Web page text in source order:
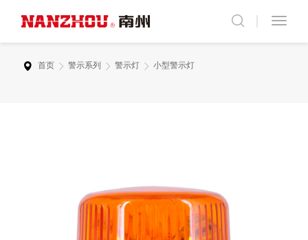
首页 警示系列 警示灯 小型警示灯